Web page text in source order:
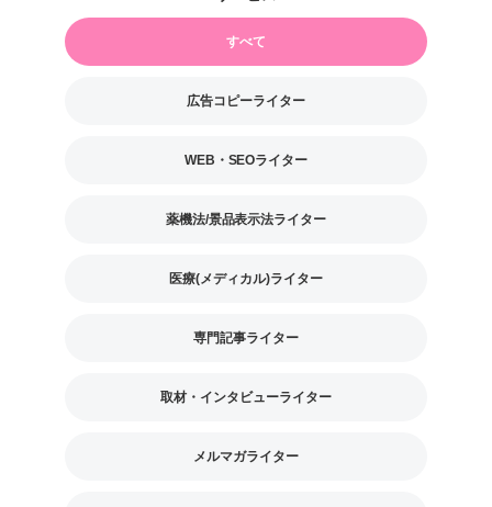
すべて
広告コピーライター
WEB・SEOライター
薬機法/景品表示法ライター
医療(メディカル)ライター
専門記事ライター
取材・インタビューライター
メルマガライター